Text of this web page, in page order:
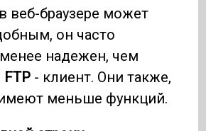
в веб-браузере может
он часто
надежен, чем
FTP - клиент. Они также,
меньше функций.